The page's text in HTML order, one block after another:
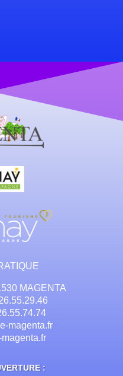
MAGENTA
magenta.fr
: